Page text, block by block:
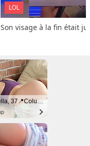
LOL
Son visage à la fin était